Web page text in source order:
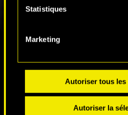
préférences dans le menu
Statistiques
Marketing
Autoriser tous les
Autoriser la